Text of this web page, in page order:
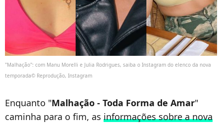
"Malhação": com Manu Morelli e Julia Rodrigues, saiba o Instagram do elenco da nova
temporada© Reprodução, Instagram
Enquanto "Malhação - Toda Forma de Amar"
caminha para o fim, as informações sobre a nova